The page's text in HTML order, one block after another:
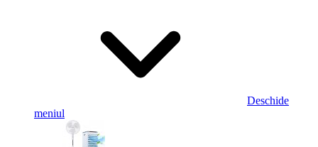
Deschide
meniul